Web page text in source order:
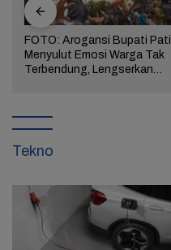
FOTO: Arogansi Bupati Pati
Menyulut Emosi Warga Tak
Terbendung, Lengserkan
Tekno